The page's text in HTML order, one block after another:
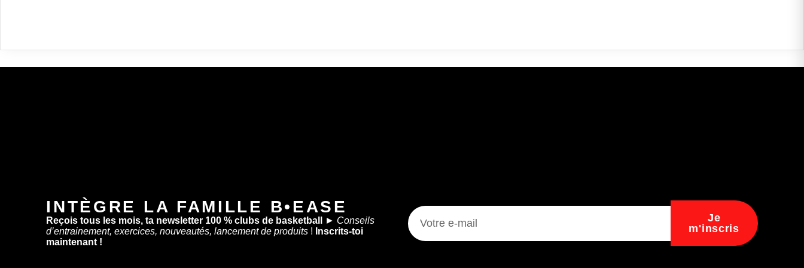
INTÈGRE LA FAMILLE B•EASE
Reçois tous les mois, ta newsletter 100 % clubs de basketball ► Conseils
d’entrainement, exercices, nouveautés, lancement de produits ! Inscrits-toi
maintenant !
Je
m'inscris